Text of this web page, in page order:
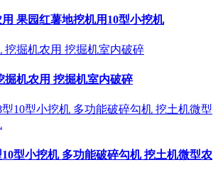
果园红薯地挖机用10型小挖机
掘机农用 挖掘机室内破碎
型小挖机 多功能破碎勾机 挖土机微型农